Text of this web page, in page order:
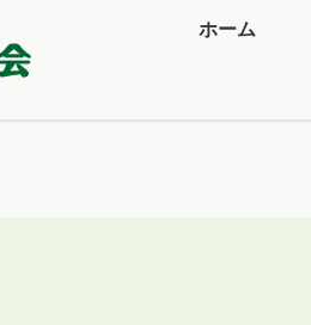
ホーム